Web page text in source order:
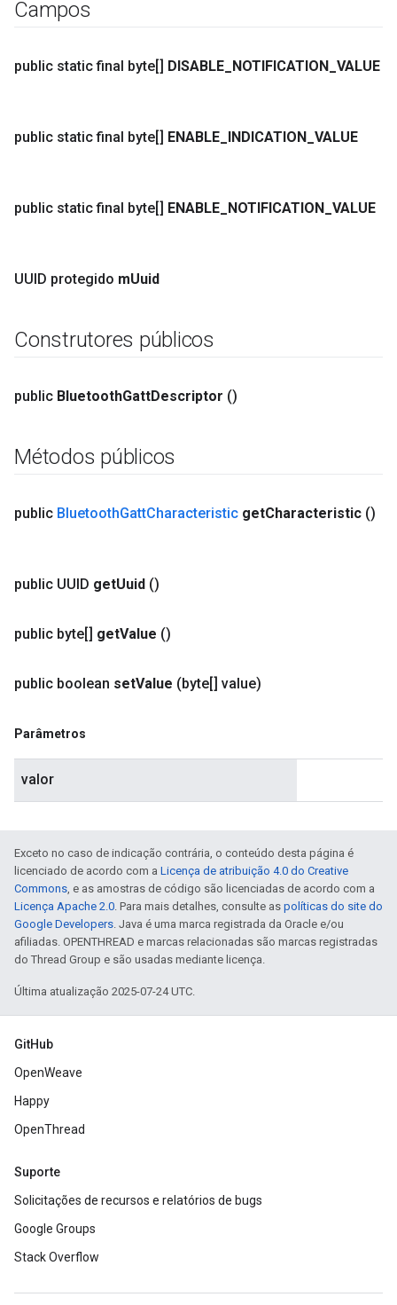
Campos
public static final byte[] DISABLE NOTIFICATION VALUE
public static final byte[] ENABLE INDICATION VALUE
public static final byte[] ENABLE NOTIFICATION VALUE
UUID protegido mUuid
Construtores públicos
public BluetoothGattDescriptor ()
Métodos públicos
public BluetoothGattCharacteristic getCharacteristic ()
public UUID getUuid ()
public byte[] getValue ()
public boolean setValue (byte[] value)
Parâmetros
valor
Exceto no caso de indicação contrária, o conteúdo desta página é
licenciado de acordo com a Licença de atribuição 4.0 do Creative
Commons, e as amostras de código são licenciadas de acordo com a
Licença Apache 2.0. Para mais detalhes, consulte as políticas do site do
Google Developers. Java é uma marca registrada da Oracle e/ou
afiliadas. OPENTHREAD e marcas relacionadas são marcas registradas
do Thread Group e são usadas mediante licença.
Última atualização 2025-07-24 UTC.
GitHub
OpenWeave
Happy
OpenThread
Suporte
Solicitações de recursos e relatórios de bugs
Google Groups
Stack Overflow